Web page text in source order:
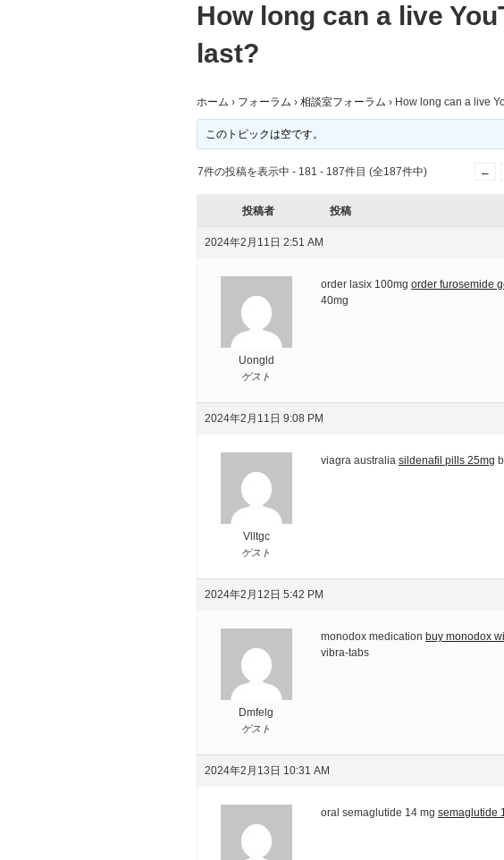
How long can a live
last?
ホーム › フォーラム › 相談室フォーラム › How long can a live
このトピックは空です。
7件の投稿を表示中 - 181 - 187件目 (全187件中) ←
投稿者 投稿
2024年2月11日 2:51 AM
Uongld
ゲスト
order lasix 100mg order furosemide
40mg
2024年2月11日 9:08 PM
Vlltgc
ゲスト
viagra australia sildenafil pills 25mg
2024年2月12日 5:42 PM
Dmfelg
ゲスト
monodox medication buy monodox
vibra-tabs
2024年2月13日 10:31 AM
oral semaglutide 14 mg semaglutide